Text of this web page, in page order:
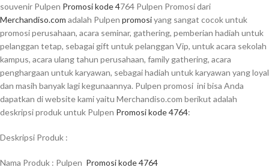
souvenir Pulpen Promosi kode 4764 Pulpen Promosi dari
Merchandiso.com adalah Pulpen promosiyang sangat cocok untuk
promosi perusahaan, acara seminar, gathering, pemberian hadiah untuk
pelanggan tetap, sebagai gift untuk pelanggan Vip, untuk acara sekolah
kampus, acara ulang tahun perusahaan, family gathering, acara
penghargaan untuk karyawan, sebagai hadiah untuk karyawan yang loyal
dan masih banyak lagi kegunaannya. Pulpen promosi ini bisa Anda
dapatkan di website kami yaitu Merchandiso.com berikut adalah
deskripsi produk untuk Pulpen Promosi kode 4764:
Deskripsi Produk :
Nama Produk : Pulpen Promosi kode 4764